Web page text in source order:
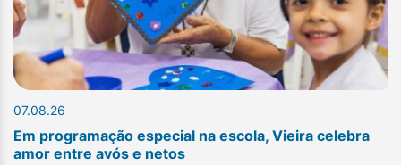
07.08.26
Em programação especial na escola, Vieira celebra
amor entre avós e netos